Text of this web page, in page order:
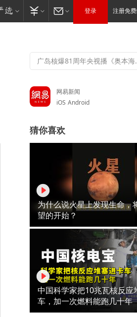
登录 注册免
网易新闻
iOS Android
猜你喜欢
为什么说火星上发现生命，
望的开始？
中国科学家把10兆瓦核反应
车，加一次燃料能跑几十年